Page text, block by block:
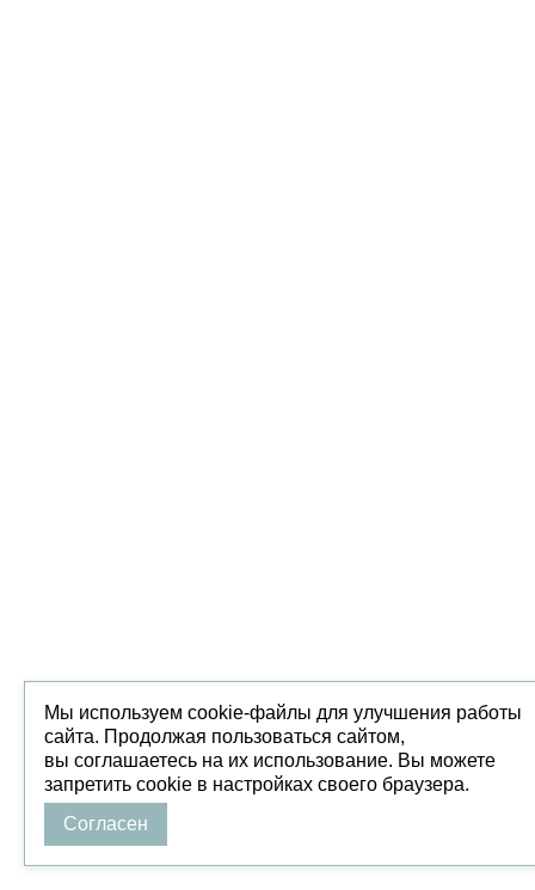
Мы используем cookie-файлы для улучшения работы
сайта. Продолжая пользоваться сайтом,
вы соглашаетесь на их использование. Вы можете
запретить cookie в настройках своего браузера.
Согласен